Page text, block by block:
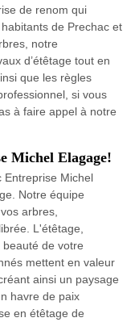
de renom qui
de Prechac et
notre
d’étêtage tout en
que les règles
si vous
à faire appel à notre
Michel Elagage!
Entreprise Michel
Notre équipe
arbres,
L'étêtage,
de votre
mettent en valeur
ainsi un paysage
havre de paix
en étêtage de